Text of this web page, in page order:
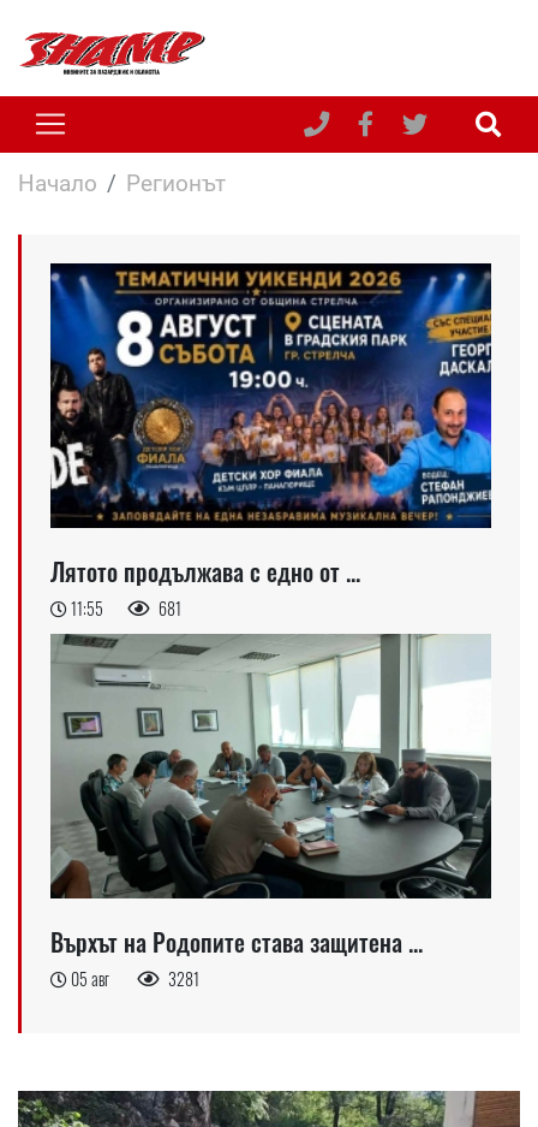
Начало Регионът
Лятото продължава с едно от ...
11:55 681
Върхът на Родопите става защитена ...
05 авг 3281